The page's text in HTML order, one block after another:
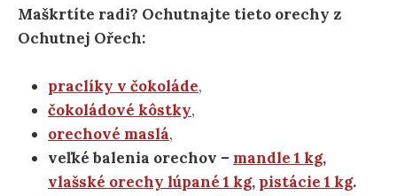
Maškrtíte radi? Ochutnajte tieto orechy z
Ochutnej Ořech:
praclíky v čokoláde,
čokoládové kôstky,
orechové maslá,
veľké balenia orechov – mandle 1 kg,
vlašské orechy lúpané 1 kg, pistácie 1 kg.